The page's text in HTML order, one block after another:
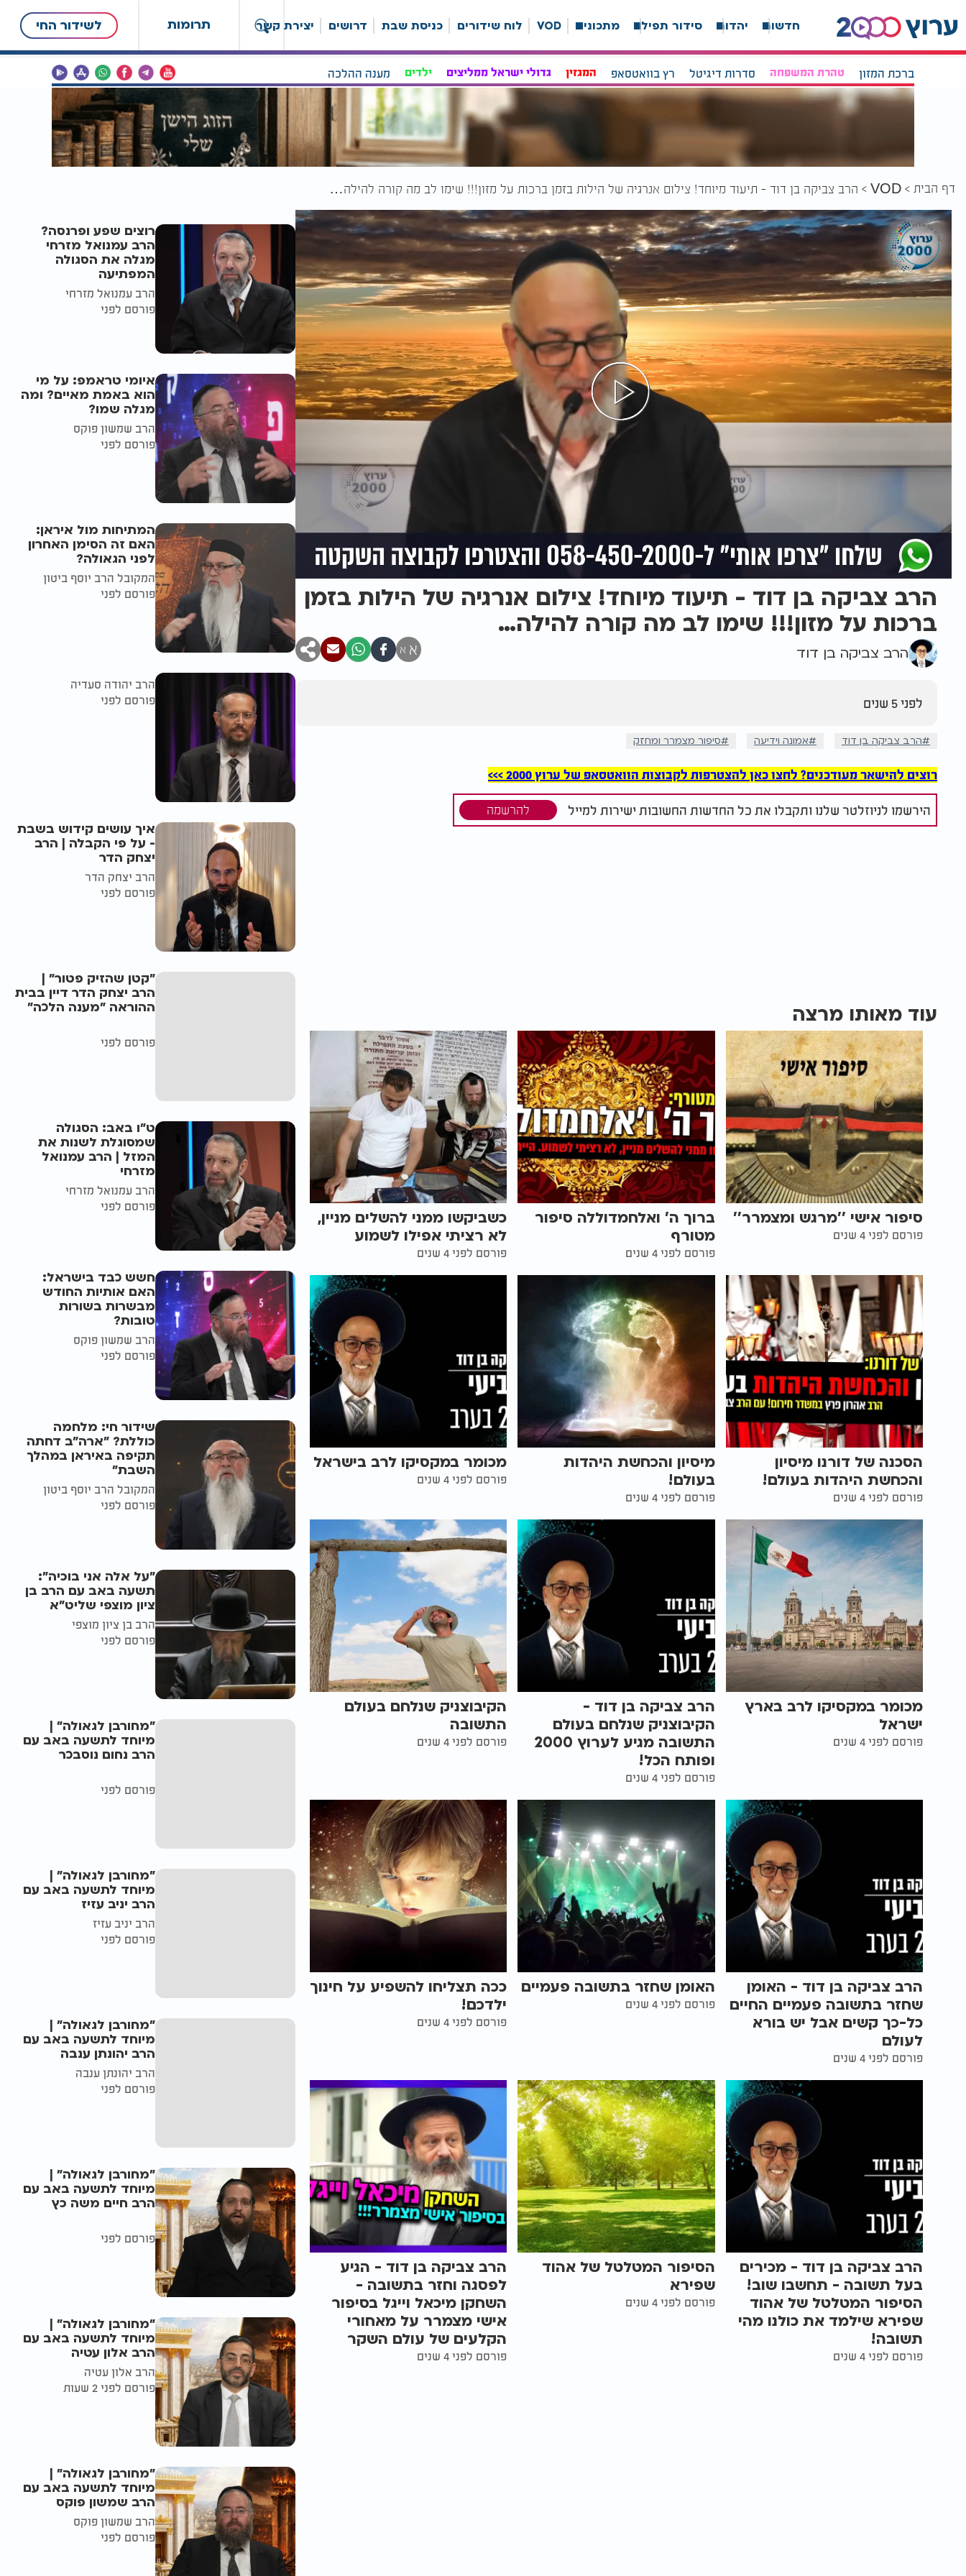
תרומות לשידור החי חדשות יהדות סידור תפילה מתכונים VOD לוח שידורים כניסת שבת דרושים יצירת קשר
ברכת המזון טהרת המשפחה סדרות דיגיטל רץ בוואטסאפ המגזין גדולי ישראל ממליצים ילדים מענה ההלכה
דף הבית VOD הרב צביקה בן דוד - תיעוד מיוחד! צילום אנרגיה של הילות בזמן ברכות על מזון!!! שימו לב מה קורה להילה…
הרב צביקה בן דוד - תיעוד מיוחד! צילום אנרגיה של הילות בזמן
ברכות על מזון!!! שימו לב מה קורה להילה…
הרב צביקה בן דוד א א
לפני 5 שנים
הרב צביקה בן דוד אמונה וידיעה סיפור מצמרר ומחזק
רוצים להישאר מעודכנים? לחצו כאן להצטרפות לקבוצות הוואטסאפ של ערוץ 2000 >>>
הירשמו לניוזלטר שלנו ותקבלו את כל החדשות החשובות ישירות למייל להרשמה
עוד מאותו מרצה
סיפור אישי ''מרגש ומצמרר''
פורסם לפני 4 שנים
ברוך ה' ואלחמדוללה סיפור
מטורף
פורסם לפני 4 שנים
כשביקשו ממני להשלים מניין,
לא רציתי אפילו לשמוע
פורסם לפני 4 שנים
הסכנה של דורנו מיסיון
והכחשת היהדות בעולם!
פורסם לפני 4 שנים
מיסיון והכחשת היהדות
בעולם!
פורסם לפני 4 שנים
מכומר במקסיקו לרב בישראל
פורסם לפני 4 שנים
מכומר במקסיקו לרב בארץ
ישראל
פורסם לפני 4 שנים
הרב צביקה בן דוד -
הקיבוצניק שנלחם בעולם
התשובה מגיע לערוץ 2000
ופותח הכל!
פורסם לפני 4 שנים
הקיבוצניק שנלחם בעולם
התשובה
פורסם לפני 4 שנים
הרב צביקה בן דוד - האומן
שחזר בתשובה פעמיים החיים
כל-כך קשים אבל יש בורא
לעולם
פורסם לפני 4 שנים
האומן שחזר בתשובה פעמיים
פורסם לפני 4 שנים
ככה תצליחו להשפיע על חינוך
ילדכם!
פורסם לפני 4 שנים
הרב צביקה בן דוד - מכירים
בעל תשובה - תחשבו שוב!
הסיפור המטלטל של אהוד
שפירא שילמד את כולנו מהי
תשובה!
פורסם לפני 4 שנים
הסיפור המטלטל של אהוד
שפירא
פורסם לפני 4 שנים
הרב צביקה בן דוד - הגיע
לפסגה וחזר בתשובה -
השחקן מיכאל וייגל בסיפור
אישי מצמרר על מאחורי
הקלעים של עולם השקר
פורסם לפני 4 שנים
רוצים שפע ופרנסה?
הרב עמנואל מזרחי
מגלה את הסגולה
המפתיעה
הרב עמנואל מזרחי
פורסם לפני
איומי טראמפ: על מי
הוא באמת מאיים? ומה
מגלה שמו?
הרב שמשון פוקס
פורסם לפני
המתיחות מול איראן:
האם זה הסימן האחרון
לפני הגאולה?
המקובל הרב יוסף ביטון
פורסם לפני
הרב יהודה סעדיה
פורסם לפני
איך עושים קידוש בשבת
- על פי הקבלה | הרב
יצחק הדר
הרב יצחק הדר
פורסם לפני
"קטן שהזיק פטור" |
הרב יצחק הדר דיין בבית
ההוראה "מענה הלכה"
פורסם לפני
ט"ו באב: הסגולה
שמסוגלת לשנות את
המזל | הרב עמנואל
מזרחי
הרב עמנואל מזרחי
פורסם לפני
חשש כבד בישראל:
האם אותיות החודש
מבשרות בשורות
טובות?
הרב שמשון פוקס
פורסם לפני
שידור חי: מלחמה
כוללת? ״ארה"ב דחתה
תקיפה באיראן במהלך
השבת״
המקובל הרב יוסף ביטון
פורסם לפני
"על אלה אני בוכיה":
תשעה באב עם הרב בן
ציון מוצפי שליט"א
הרב בן ציון מוצפי
פורסם לפני
"מחורבן לגאולה" |
מיוחד לתשעה באב עם
הרב נחום נוסבכר
פורסם לפני
"מחורבן לגאולה" |
מיוחד לתשעה באב עם
הרב יניב עזיז
הרב יניב עזיז
פורסם לפני
"מחורבן לגאולה" |
מיוחד לתשעה באב עם
הרב יהונתן ענבה
הרב יהונתן ענבה
פורסם לפני
"מחורבן לגאולה" |
מיוחד לתשעה באב עם
הרב חיים משה כץ
פורסם לפני
"מחורבן לגאולה" |
מיוחד לתשעה באב עם
הרב אלון עטיה
הרב אלון עטיה
פורסם לפני 2 שעות
"מחורבן לגאולה" |
מיוחד לתשעה באב עם
הרב שמשון פוקס
הרב שמשון פוקס
פורסם לפני